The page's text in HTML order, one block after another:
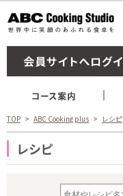
TOP ABC Cooking plus レシピ
レシピ